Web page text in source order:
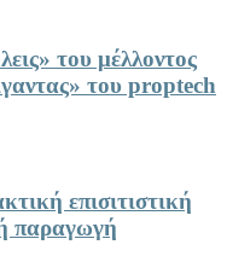
του μέλλοντος
του proptech
επισιτιστική
παραγωγή